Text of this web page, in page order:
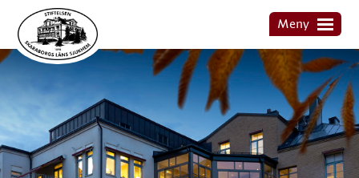
huvudinnehållet
Meny
Meny
Om Stiftelsen
Historia
Styrelsen